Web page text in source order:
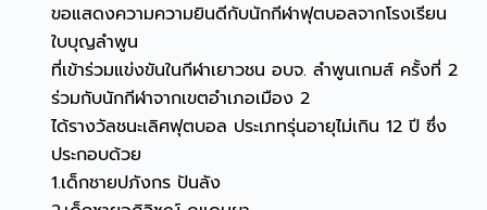
ขอแสดงความความยินดีกับนักกีฬาฟุตบอลจากโรงเรียน
ใบบุญลำพูน
ที่เข้าร่วมแข่งขันในกีฬาเยาวชน อบจ. ลำพูนเกมส์ ครั้งที่ 2
ร่วมกับนักกีฬาจากเขตอำเภอเมือง 2
ได้รางวัลชนะเลิศฟุตบอล ประเภทรุ่นอายุไม่เกิน 12 ปี ซึ่ง
ประกอบด้วย
1.เด็กชายปภังกร ปันลัง